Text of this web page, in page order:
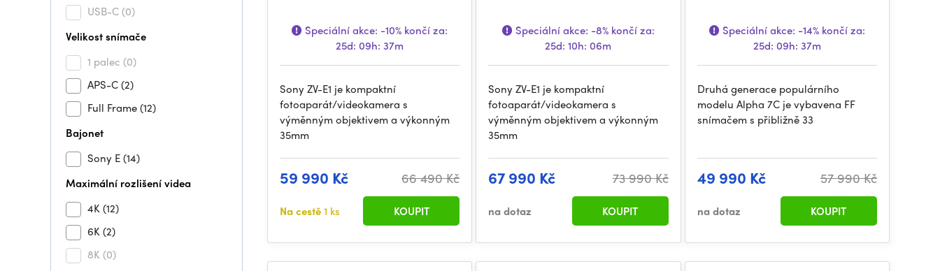
USB-C (0)
Velikost snímače
1 palec (0)
APS-C(2)
Full Frame(12)
Bajonet
Sony E(14)
Maximální rozlišení videa
4K(12)
6K(2)
8K (0)
Speciální akce: -10% končí za:
25d: 09h: 37m
Sony ZV-E1 je kompaktní
fotoaparát/videokamera s
výměnným objektivem a výkonným
35mm
59 990 Kč 66 490 Kč
Na cestě1 ks KOUPIT
Speciální akce: -8%končí za:
25d: 10h: 06m
Sony ZV-E1 je kompaktní
fotoaparát/videokamera s
výměnným objektivem a výkonným
35mm
67 990 Kč 73 990 Kč
na dotaz KOUPIT
Speciální akce: -14%končí za:
25d: 09h: 37m
Druhá generace populárního
modelu Alpha 7C je vybavena FF
snímačem s přibližně 33
49 990 Kč 57 990 Kč
na dotaz KOUPIT